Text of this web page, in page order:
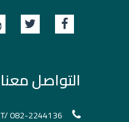
التواصل معنا
T/ 082-2244136